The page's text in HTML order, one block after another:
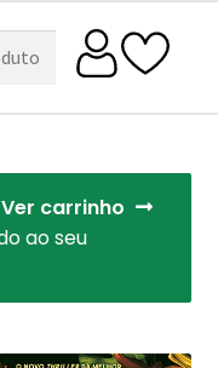
Ver carrinho
ao seu